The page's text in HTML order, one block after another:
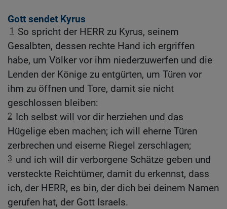
Gott sendet Kyrus
1
So spricht der HERR zu Kyrus, seinem
Gesalbten, dessen rechte Hand ich ergriffen
habe, um Völker vor ihm niederzuwerfen und die
Lenden der Könige zu entgürten, um Türen vor
ihm zu öffnen und Tore, damit sie nicht
geschlossen bleiben:
2 Ich selbst will vor dir herziehen und das
Hügelige eben machen; ich will eherne Türen
zerbrechen und eiserne Riegel zerschlagen;
3 und ich will dir verborgene Schätze geben und
versteckte Reichtümer, damit du erkennst, dass
ich, der HERR, es bin, der dich bei deinem Namen
gerufen hat, der Gott Israels.